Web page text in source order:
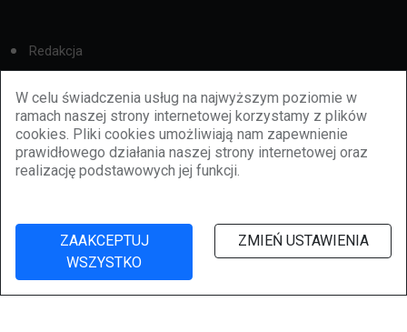
W celu świadczenia usług na najwyższym poziomie w
ramach naszej strony internetowej korzystamy z plików
cookies. Pliki cookies umożliwiają nam zapewnienie
prawidłowego działania naszej strony internetowej oraz
realizację podstawowych jej funkcji.
ZAAKCEPTUJ
WSZYSTKO
ZMIEŃ USTAWIENIA
Redakcja
Reklama
BBiletomania